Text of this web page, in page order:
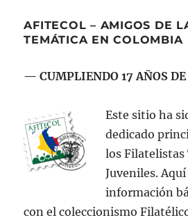
AFITECOL – AMIGOS DE
TEMÁTICA EN COLOMBIA
— CUMPLIENDO 17 AÑOS
Este sitio ha
dedicado
los Filatelistas
Juveniles.
información
con el coleccionismo